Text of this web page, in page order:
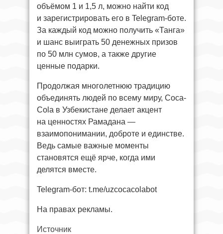
объёмом 1 и 1,5 л, можно найти код
и зарегистрировать его в Telegram-боте.
За каждый код можно получить «Танга»
и шанс выиграть 50 денежных призов
по 50 млн сумов, а также другие
ценные подарки.
Продолжая многолетнюю традицию
объединять людей по всему миру, Coca-
Cola в Узбекистане делает акцент
на ценностях Рамадана —
взаимопонимании, доброте и единстве.
Ведь самые важные моменты
становятся ещё ярче, когда ими
делятся вместе.
Telegram-бот: t.me/uzcocacolabot
На правах рекламы.
Источник